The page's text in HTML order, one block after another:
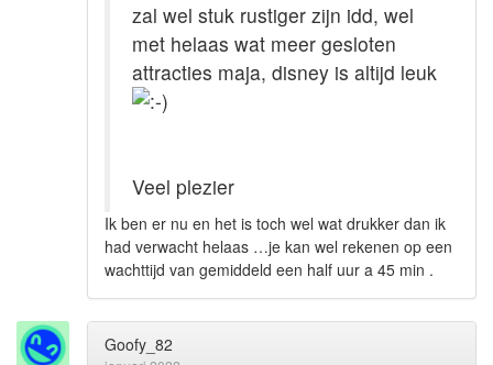
zal wel stuk rustiger zijn idd, wel
met helaas wat meer gesloten
attracties maja, disney is altijd leuk
Veel plezier
Ik ben er nu en het is toch wel wat drukker dan ik
had verwacht helaas …je kan wel rekenen op een
wachttijd van gemiddeld een half uur a 45 min .
Goofy_82